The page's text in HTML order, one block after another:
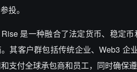
投。
是一种融合了法定货币、稳定
其客户群包括传统企业、Web3 企
支付全球承包商和员工，同时确保